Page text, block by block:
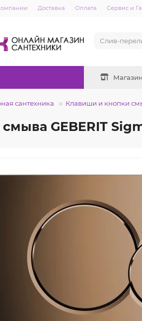
Доставка Оплата Сервис и
сантехника Клавиши и кнопки
GEBERIT